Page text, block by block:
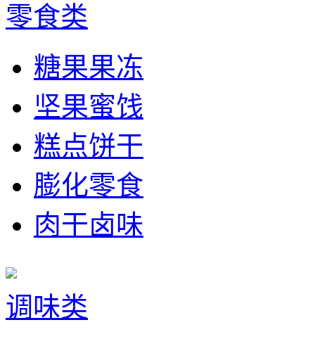
零食类
糖果果冻
坚果蜜饯
糕点饼干
膨化零食
肉干卤味
调味类